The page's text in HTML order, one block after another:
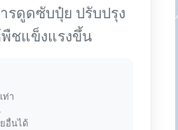
รดูดซับปุ๋ย ปรับปรุง
ชแข็งแรงขึ้น
ท่า
อื่นได้